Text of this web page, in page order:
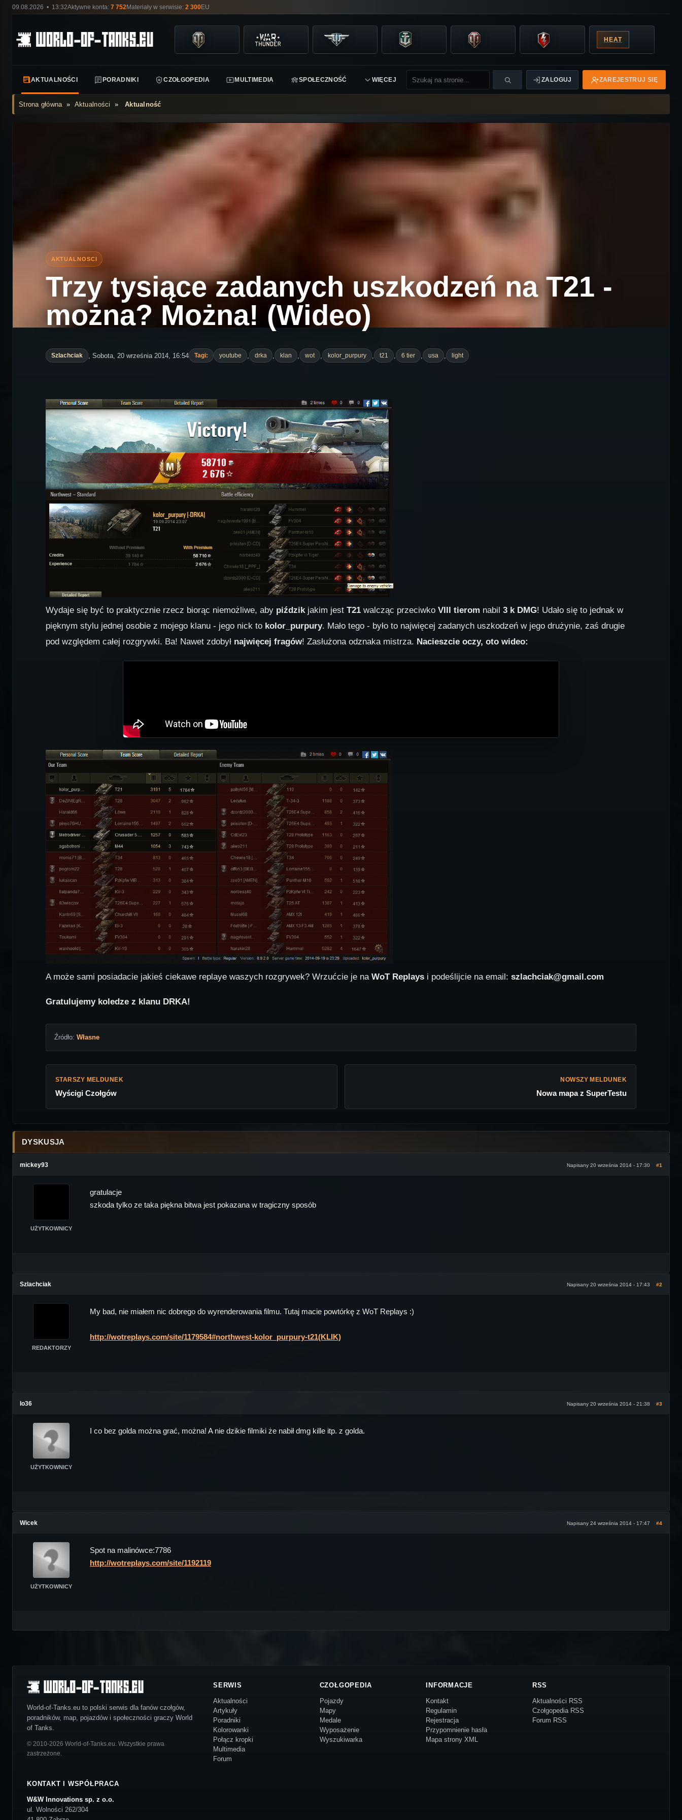
09.08.2026 • 13:32Aktywne konta: 7 752Materiały w serwisie: 2 300EU
HEAT
AKTUALNOŚCI PORADNIKI CZOŁGOPEDIA MULTIMEDIA SPOŁECZNOŚĆ WIĘCEJ ZALOGUJ ZAREJESTRUJ SIĘ
Strona główna» Aktualności »Aktualność
Trzy tysiące zadanych uszkodzeń na T21 -
można? Można! (Wideo)
Szlachciak , Sobota, 20 września 2014, 16:54 Tagi: youtube , drka , klan , wot , kolor_purpury , t21 , 6 tier , usa , light
Wydaje się być to praktycznie rzecz biorąc niemożliwe, aby piździkjakim jest T21walcząc przeciwko VIII tierom nabil 3 k DMG! Udało się to jednak w
pięknym stylu jednej osobie z mojego klanu - jego nick to kolor_purpury. Mało tego - było to najwięcej zadanych uszkodzeń w jego drużynie, zaś drugie
pod względem całej rozgrywki. Ba! Nawet zdobył najwięcej fragów! Zasłużona odznaka mistrza. Nacieszcie oczy, oto wideo:
A może sami posiadacie jakieś ciekawe replaye waszych rozgrywek? Wrzućcie je na WoT Replaysi podeślijcie na email: szlachciak@gmail.com
Gratulujemy koledze z klanu DRKA!
Źródło: Własne
STARSZY MELDUNEK
Wyścigi Czołgów
NOWSZY MELDUNEK
Nowa mapa z SuperTestu
DYSKUSJA
mickey93 Napisany 20 września 2014 - 17:30 #1
UŻYTKOWNICY
gratulacje
szkoda tylko ze taka piękna bitwa jest pokazana w tragiczny sposób
Szlachciak Napisany 20 września 2014 - 17:43 #2
REDAKTORZY
My bad, nie miałem nic dobrego do wyrenderowania filmu. Tutaj macie powtórkę z WoT Replays :)
http://wotreplays.com/site/1179584#northwest-kolor_purpury-t21(KLIK)
Io36 Napisany 20 września 2014 - 21:38 #3
UŻYTKOWNICY
I co bez golda można grać, można! A nie dzikie filmiki że nabił dmg kille itp. z golda.
Wicek Napisany 24 września 2014 - 17:47 #4
UŻYTKOWNICY
Spot na malinówce:7786
http://wotreplays.com/site/1192119
World-of-Tanks.eu to polski serwis dla fanów czołgów,
poradników, map, pojazdów i społeczności graczy World
of Tanks.
© 2010-2026 World-of-Tanks.eu. Wszystkie prawa
zastrzeżone.
SERWIS
Aktualności
Artykuły
Poradniki
Kolorowanki
Połącz kropki
Multimedia
Forum
CZOŁGOPEDIA
Pojazdy
Mapy
Medale
Wyposażenie
Wyszukiwarka
INFORMACJE
Kontakt
Regulamin
Rejestracja
Przypomnienie hasła
Mapa strony XML
RSS
Aktualności RSS
Czołgopedia RSS
Forum RSS
KONTAKT I WSPÓŁPRACA
W&W Innovations sp. z o.o.
ul. Wolności 262/304